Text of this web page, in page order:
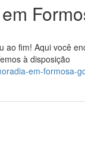
ao fim! Aqui você
à disposição
em-formosa-